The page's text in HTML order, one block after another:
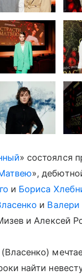
» состоялся
»,
и Бориса
и Валери
и Алексей
найти